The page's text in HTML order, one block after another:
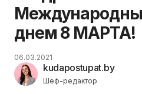
днем 8 МАРТА!
kudapostupat.by
Шеф-редактор
06.03.2021